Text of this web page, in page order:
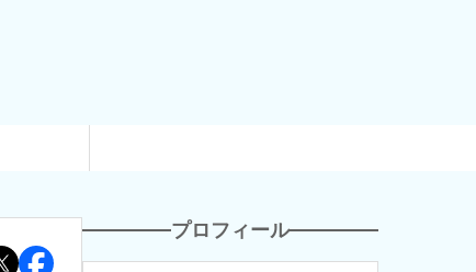
プロフィール